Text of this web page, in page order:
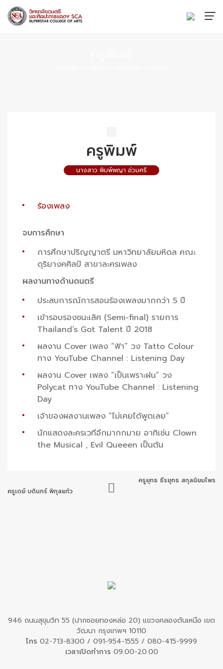
ครูพิมพ์
นางสาว พิมพ์พญา อ่วมศรี
ร้องเพลง
จบการศึกษา
การศึกษาปริญญาตรี มหาวิทยาลัยมหิดล คณะ
ดุริยางคศิลป์ สาขาละครเพลง
ผลงานทางด้านดนตรี
ประสบการณ์การสอนร้องเพลงมากกว่า 5 ปี
เข้ารอบรองชนะเลิศ (Semi-final) รายการ
Thailand’s Got Talent ปี 2018
ผลงาน Cover เพลง “ฟ้า” วง Tatto Colour
ทาง YouTube Channel : Listening Day
ผลงาน Cover เพลง “เป็นเพราะฝน” วง
Polycat ทาง YouTube Channel : Listening
Day
เจ้าของผลงานเพลง “ไม่เคยได้พูดเลย”
นักแสดงละครเวทีอีกมากกมาย อาทิเช่น Clown
the Musical , Evil Queeen เป็นต้น
ครูเดย์ บดินทร์ พิกุลแก้ว
ครูยุทธ ธีรยุทธ สกุลนิยมไพร
946 ถนนสุขุมวิท 55 (ปากซอยทองหล่อ 20) แขวงคลองตันเหนือ เขต
วัฒนา กรุงเทพฯ 10110
โทร 02-713-8300 / 091-954-1555 / 080-415-9999
เวลาเปิดทำการ 09.00-20.00